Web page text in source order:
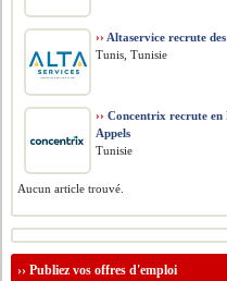
›› Altaservice recrute
Tunis, Tunisie
›› Concentrix recrute en
Appels
Tunisie
Aucun article trouvé.
››Publiez vos offres d'emploi